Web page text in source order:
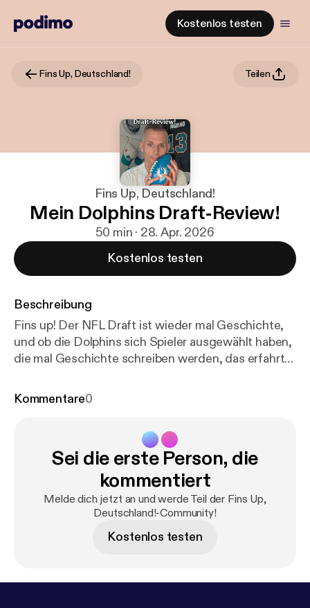
Kostenlos testen
Fins Up, Deutschland! Teilen
Fins Up, Deutschland!
Mein Dolphins Draft-Review!
50 min · 28. Apr. 2026
Kostenlos testen
Beschreibung
Fins up! Der NFL Draft ist wieder mal Geschichte,
und ob die Dolphins sich Spieler ausgewählt haben,
die mal Geschichte schreiben werden, das erfahrt
und gebe euch interessante Facts! Außerdem gibt's
http://www.njoyfootball.de/
p://www.njoyfootball.de/]⁠⁠⁠⁠⁠⁠⁠⁠⁠⁠⁠⁠⁠⁠⁠⁠⁠⁠⁠⁠⁠⁠⁠⁠⁠⁠⁠⁠⁠⁠⁠⁠⁠⁠⁠⁠⁠⁠⁠⁠⁠⁠⁠⁠⁠⁠⁠⁠www.instagram.com/
http://www.instagram.com/njoyfootball
facebook.com/njoyfootball]
⁠⁠⁠⁠⁠⁠⁠⁠⁠⁠⁠⁠⁠⁠⁠⁠⁠⁠⁠⁠⁠www.facebook.com/njoyfootball⁠⁠⁠⁠⁠⁠⁠⁠⁠⁠⁠⁠⁠⁠⁠⁠⁠⁠⁠⁠⁠⁠⁠⁠⁠⁠⁠⁠⁠⁠⁠⁠⁠⁠⁠⁠⁠⁠⁠⁠⁠⁠⁠⁠⁠⁠⁠⁠ [http://www.facebo
] ⁠⁠⁠⁠⁠⁠⁠⁠⁠⁠⁠⁠⁠⁠⁠⁠⁠⁠⁠⁠⁠www.tiktok.com/@njoyfootballde⁠⁠⁠⁠⁠⁠⁠⁠⁠⁠⁠⁠ [
Kommentare0
Sei die erste Person, die
kommentiert
Melde dich jetzt an und werde Teil der Fins Up,
Deutschland!-Community!
Kostenlos testen